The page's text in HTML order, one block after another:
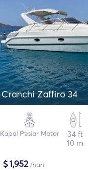
Cranchi Zaffiro 34
Kapal Pesiar Motor
34 ft
10 m
$1,952/hari